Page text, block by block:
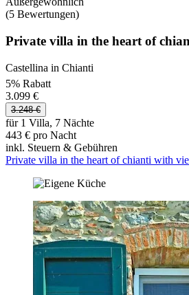
(5 Bewertungen)
Private villa in the heart of
Castellina in Chianti
5% Rabatt
3.099 €
3.248 €
für 1 Villa, 7 Nächte
443 € pro Nacht
inkl. Steuern & Gebühren
Private villa in the heart of chianti with